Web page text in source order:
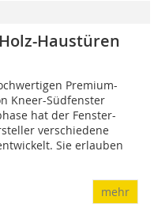
Haustüren
Premium-
Kneer-Südfenster
hat der Fenster-
verschiedene
Sie erlauben
mehr